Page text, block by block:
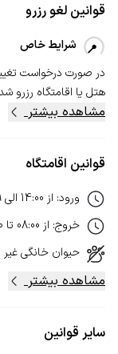
قوانین لغو رزرو
شرایط خاص
در صورت درخواست
هتل یا اقامتگاه رزرو
مشاهده بیشتر
قوانین اقامتگاه
ورود: از 14:00 الی
خروج: از 08:00 تا
حیوان خانگی
مشاهده بیشتر
سایر قوانین